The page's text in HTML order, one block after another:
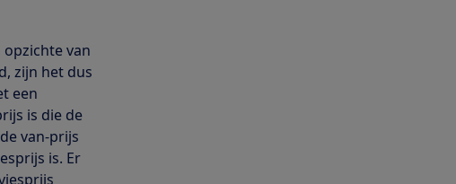
van
zijn het dus
een
is die de
van-prijs
is. Er